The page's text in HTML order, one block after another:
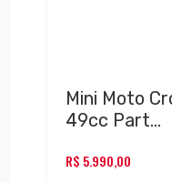
Mini Moto
49cc Part…
R$ 5.990,00